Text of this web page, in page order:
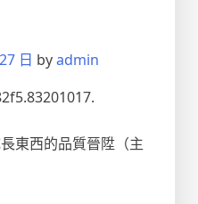
日 byadmin
東西的品質晉陞（主